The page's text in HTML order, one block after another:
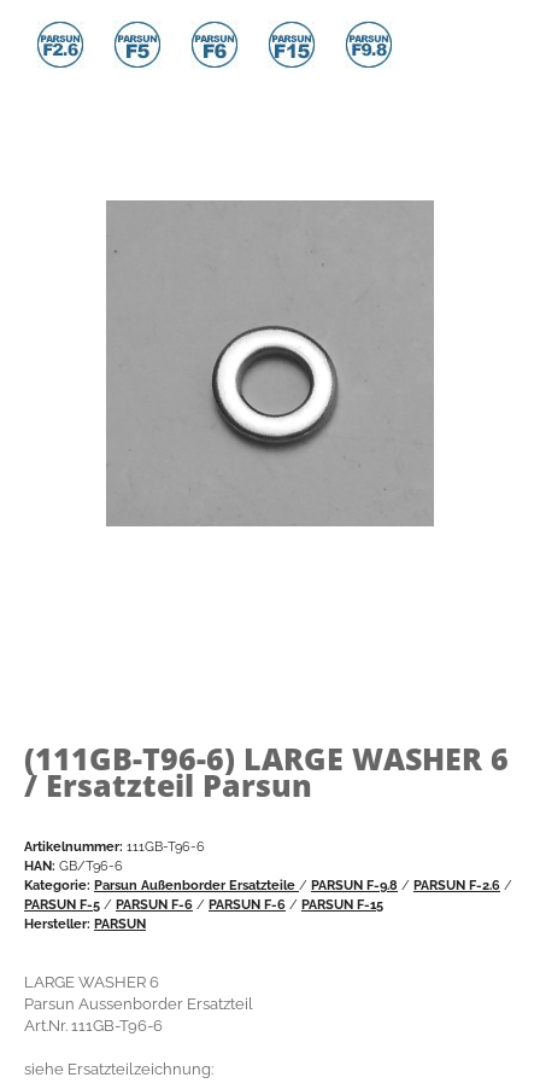
(111GB-T96-6) LARGE WASHER 6
/ Ersatzteil Parsun
Artikelnummer: 111GB-T96-6
HAN: GB/T96-6
Kategorie: Parsun Außenborder Ersatzteile / PARSUN F-9.8 / PARSUN F-2.6 /
PARSUN F-5 / PARSUN F-6 / PARSUN F-6 / PARSUN F-15
Hersteller: PARSUN
LARGE WASHER 6
Parsun Aussenborder Ersatzteil
Art.Nr. 111GB-T96-6
siehe Ersatzteilzeichnung: